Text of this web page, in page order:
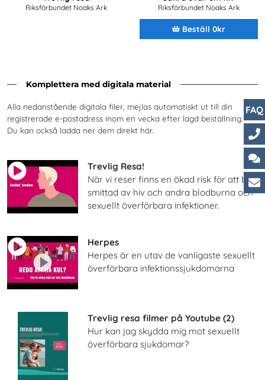
Riksförbundet Noaks Ark Riksförbundet Noaks Ark
Beställ 0kr
Komplettera med digitala material
Alla nedanstående digitala filer, mejlas automatiskt ut till din
registrerade e-postadress inom en vecka efter lagd beställning.
Du kan också ladda ner dem direkt här.
Trevlig Resa!
När vi reser finns en ökad risk för att bli
smittad av hiv och andra blodburna och
sexuellt överförbara infektioner.
Herpes
Herpes är en utav de vanligaste sexuellt
överförbara infektionssjukdomarna
Trevlig resa filmer på Youtube (2)
Hur kan jag skydda mig mot sexuellt
överförbara sjukdomar?
FAQ